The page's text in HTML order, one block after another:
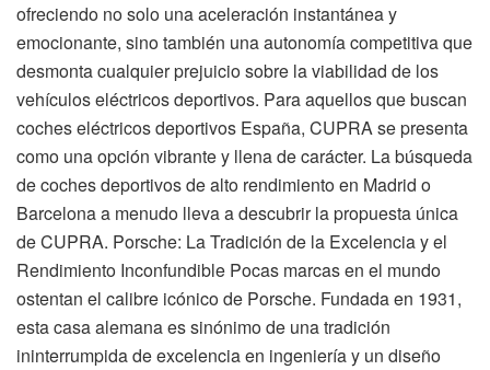
ofreciendo no solo una aceleración instantánea y
emocionante, sino también una autonomía competitiva que
desmonta cualquier prejuicio sobre la viabilidad de los
vehículos eléctricos deportivos. Para aquellos que buscan
coches eléctricos deportivos España, CUPRA se presenta
como una opción vibrante y llena de carácter. La búsqueda
de coches deportivos de alto rendimiento en Madrid o
Barcelona a menudo lleva a descubrir la propuesta única
de CUPRA. Porsche: La Tradición de la Excelencia y el
Rendimiento Inconfundible Pocas marcas en el mundo
ostentan el calibre icónico de Porsche. Fundada en 1931,
esta casa alemana es sinónimo de una tradición
ininterrumpida de excelencia en ingeniería y un diseño